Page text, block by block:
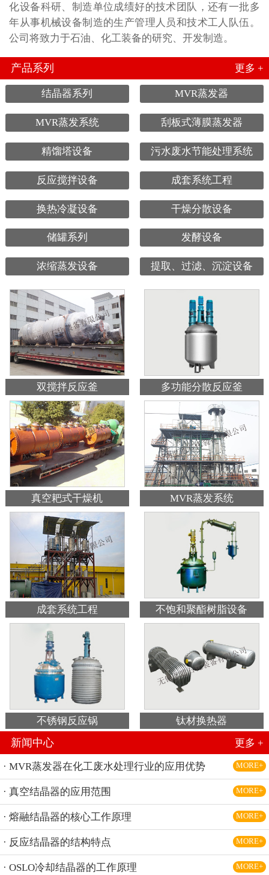
化设备科研、制造单位成绩好的技术团队，还有一批多
年从事机械设备制造的生产管理人员和技术工人队伍。
公司将致力于石油、化工装备的研究、开发制造。
产品系列 更多 +
结晶器系列 MVR蒸发器
MVR蒸发系统 刮板式薄膜蒸发器
精馏塔设备 污水废水节能处理系统
反应搅拌设备 成套系统工程
换热冷凝设备 干燥分散设备
储罐系列 发酵设备
浓缩蒸发设备 提取、过滤、沉淀设备
双搅拌反应釜 多功能分散反应釜
真空耙式干燥机 MVR蒸发系统
成套系统工程 不饱和聚酯树脂设备
不锈钢反应锅 钛材换热器
新闻中心 更多 +
· MVR蒸发器在化工废水处理行业的应用优势 MORE+
· 真空结晶器的应用范围 MORE+
· 熔融结晶器的核心工作原理 MORE+
· 反应结晶器的结构特点 MORE+
· OSLO冷却结晶器的工作原理 MORE+